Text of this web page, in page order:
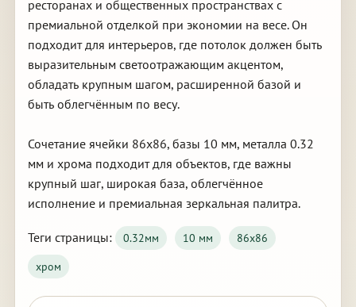
ресторанах и общественных пространствах с
премиальной отделкой при экономии на весе. Он
подходит для интерьеров, где потолок должен быть
выразительным светоотражающим акцентом,
обладать крупным шагом, расширенной базой и
быть облегчённым по весу.
Сочетание ячейки 86х86, базы 10 мм, металла 0.32
мм и хрома подходит для объектов, где важны
крупный шаг, широкая база, облегчённое
исполнение и премиальная зеркальная палитра.
Теги страницы: 0.32мм 10 мм
86х86
хром